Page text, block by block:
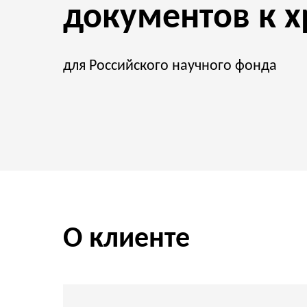
документов к
для Российского научного фонда
О клиенте